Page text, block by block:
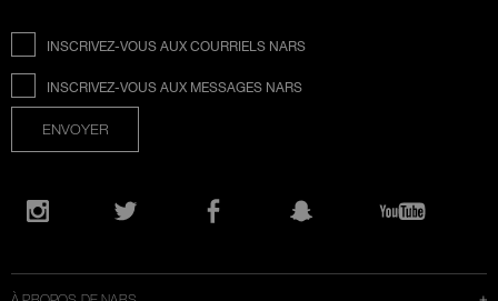
INSCRIVEZ-VOUS AUX COURRIELS NARS
INSCRIVEZ-VOUS AUX MESSAGES NARS
ENVOYER
Ouvre
une
Facebook